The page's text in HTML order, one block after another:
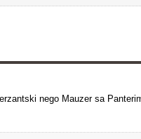
nego Mauzer sa